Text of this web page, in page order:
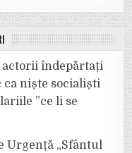
îndepărtați
ca niște socialiști
”ce li se
Urgență „Sfântul